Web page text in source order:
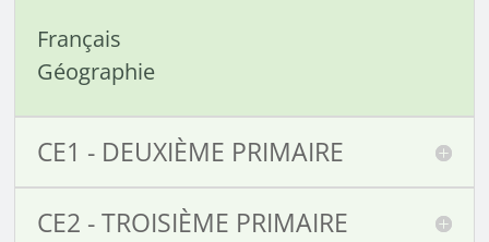
Français
Géographie
CE1 - DEUXIÈME PRIMAIRE
CE2 - TROISIÈME PRIMAIRE